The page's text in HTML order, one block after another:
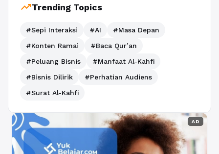
trending_upTrending Topics
#Sepi Interaksi #AI
#Masa Depan
#Konten Ramai
#Baca Qur’an
#Peluang Bisnis
#Manfaat Al-Kahfi
#Bisnis Dilirik
#Perhatian Audiens
#Surat Al-Kahfi
AD